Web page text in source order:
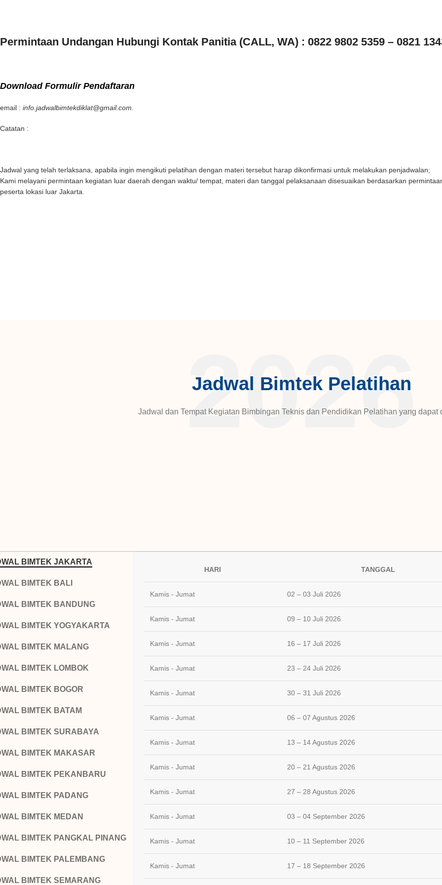
Permintaan Undangan Hubungi Kontak Panitia (CALL, WA) : 0822 9802 5359 – 0821
Download Formulir Pendaftaran
email : info.jadwalbimtekdiklat@gmail.com.
Catatan :
Jadwal yang telah terlaksana, apabila ingin mengikuti pelatihan dengan materi tersebut harap dikonfirmasi untuk melakukan penjadwalan;
Kami melayani permintaan kegiatan luar daerah dengan waktu/ tempat, materi dan tanggal pelaksanaan disesuaikan berdasarkan
peserta lokasi luar Jakarta.
2026
Jadwal Bimtek Pelatihan
Jadwal dan Tempat Kegiatan Bimbingan Teknis dan Pendidikan Pelatihan yang dapat
BIMTEK JAKARTA
BIMTEK BALI
BIMTEK BANDUNG
BIMTEK YOGYAKARTA
BIMTEK MALANG
BIMTEK LOMBOK
BIMTEK BOGOR
BIMTEK BATAM
BIMTEK SURABAYA
BIMTEK MAKASAR
BIMTEK PEKANBARU
BIMTEK PADANG
BIMTEK MEDAN
BIMTEK PANGKAL PINANG
BIMTEK PALEMBANG
BIMTEK SEMARANG
HARI TANGGAL
Kamis - Jumat 02 – 03 Juli 2026
Kamis - Jumat 09 – 10 Juli 2026
Kamis - Jumat 16 – 17 Juli 2026
Kamis - Jumat 23 – 24 Juli 2026
Kamis - Jumat 30 – 31 Juli 2026
Kamis - Jumat 06 – 07 Agustus 2026
Kamis - Jumat 13 – 14 Agustus 2026
Kamis - Jumat 20 – 21 Agustus 2026
Kamis - Jumat 27 – 28 Agustus 2026
Kamis - Jumat 03 – 04 September 2026
Kamis - Jumat 10 – 11 September 2026
Kamis - Jumat 17 – 18 September 2026